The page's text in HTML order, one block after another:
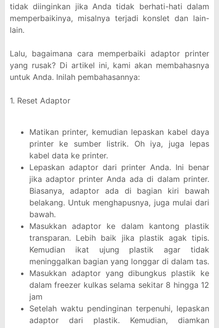
tidak diinginkan jika Anda tidak berhati-hati dalam
memperbaikinya, misalnya terjadi konslet dan lain-
lain.
Lalu, bagaimana cara memperbaiki adaptor printer
yang rusak? Di artikel ini, kami akan membahasnya
untuk Anda. Inilah pembahasannya:
1. Reset Adaptor
Matikan printer, kemudian lepaskan kabel daya
printer ke sumber listrik. Oh iya, juga lepas
kabel data ke printer.
Lepaskan adaptor dari printer Anda. Ini benar
jika adaptor printer Anda ada di dalam printer.
Biasanya, adaptor ada di bagian kiri bawah
belakang. Untuk menghapusnya, juga mulai dari
bawah.
Masukkan adaptor ke dalam kantong plastik
transparan. Lebih baik jika plastik agak tipis.
Kemudian ikat ujung plastik agar tidak
meninggalkan bagian yang longgar di dalam tas.
Masukkan adaptor yang dibungkus plastik ke
dalam freezer kulkas selama sekitar 8 hingga 12
jam
Setelah waktu pendinginan terpenuhi, lepaskan
adaptor dari plastik. Kemudian, diamkan